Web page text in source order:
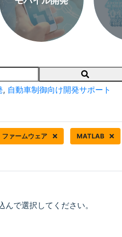
Search
, 自動車制御向け開発サポート
ファームウェア MATLAB
で選択してください。